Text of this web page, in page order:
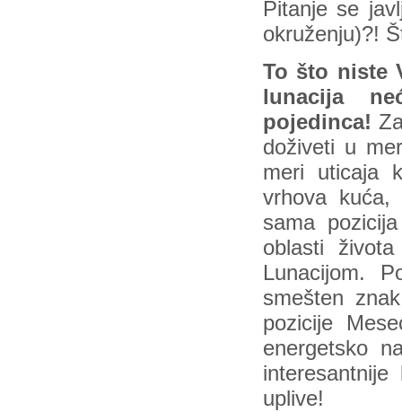
Pitanje se
okruženju)?!
To što niste
lunacija
pojedinca!
doživeti u
meri uticaja
vrhova kuća,
sama
oblasti
Lunacijom.
smešten
pozicije
energetsko
uplive!